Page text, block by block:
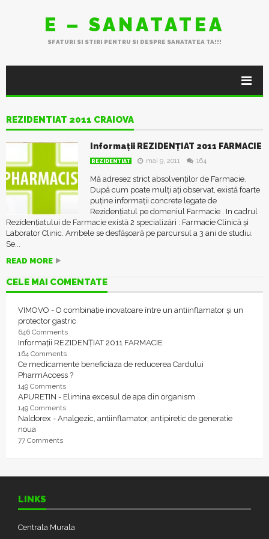
E – SANATATEA
SFATURI SI STIRI PENTRU SI DESPRE SANATATEA TA!!!
REZIDENTIAT 2011 CRAIOVA
Informații REZIDENȚIAT 2011 FARMACIE
REZIDENTIAT mai 9, 2011 164
Mă adresez strict absolvenților de Farmacie.
După cum poate mulți ați observat, există foarte
puține informații concrete legate de
Rezidențiatul pe domeniul Farmacie . In cadrul
Rezidențiatului de Farmacie există 2 specializări : Farmacie Clinică și
Laborator Clinic. Ambele se desfășoară pe parcursul a 3 ani de studiu.
Se...
READ MORE
CELE MAI COMENTATE
VIMOVO - O combinație inovatoare între un antiinflamator și un
protector gastric
646 Comments
Informații REZIDENȚIAT 2011 FARMACIE
164 Comments
Ce medicamente beneficiaza de reducerea Cardului
PharmAccess ?
149 Comments
APURETIN - Elimina excesul de apa din organism
149 Comments
Naldorex - Analgezic, antiinflamator, antipiretic de generatie
noua
77 Comments
LINKS
Centrala Murala